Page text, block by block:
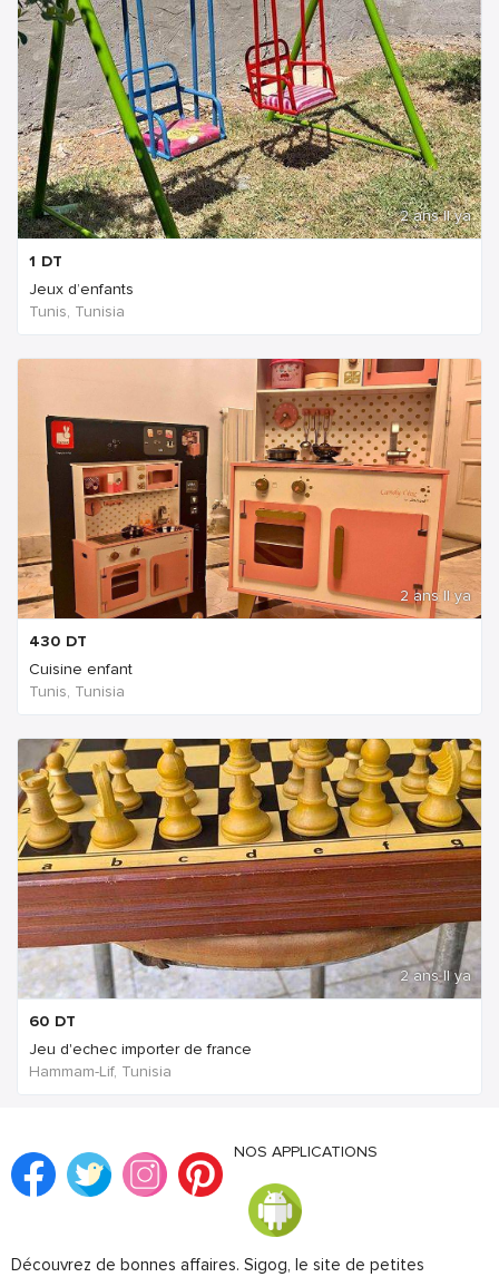
2 ans Il ya
1 DT
Jeux d’enfants
Tunis, Tunisia
2 ans Il ya
430 DT
Cuisine enfant
Tunis, Tunisia
2 ans Il ya
60 DT
Jeu d'echec importer de france
Hammam-Lif, Tunisia
NOS APPLICATIONS
Découvrez de bonnes affaires. Sigog, le site de petites